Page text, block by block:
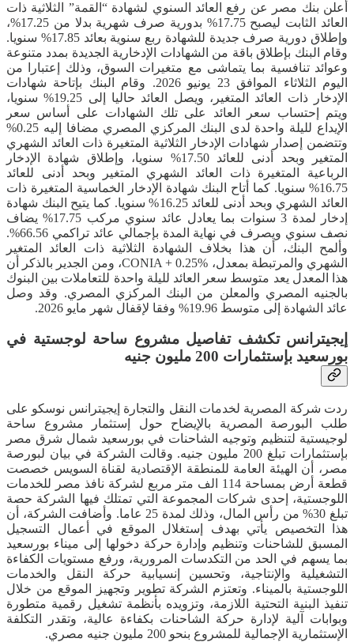
أعلن بنك مصر عن رفع العائد السنوي لشهادة “القمة” الثلاثية ذات
العائد الثابت ليصبح 17.75% بدورية صرف شهرية بدلا من 17.25%،
وإطلاق دورية صرف جديدة للشهادة ربع سنوية بعائد 17.85% سنويا.
وقام البنك بإطلاق باقة من الشهادات الإدخارية الجديدة بمدد متنوعة
وعوائد تنافسية بما يتماشى مع متغيرات السوق، وذلك إعتبارا من
اليوم الثلاثاء الموافق 23 يونيو 2026. وقام البنك بإتاحة شهادات
الإدخار ذات العائد المتغير، ويصل العائد حاليا إلى 19.25% سنويا،
ويتم إحتساب سعر العائد على تلك الشهادات على أساس سعر
الإيداع لليلة واحدة لدى البنك المركزي المصري مضافا إليه 0.25%
وتتضمن إصدار شهادات الإدخار الثلاثية المتغيرة ذات العائد الشهري
المتغير وبحد أدنى للعائد 17.50% سنويا، وإطلاق شهادة الإدخار
الرباعية المتغيرة ذات العائد الشهري المتغير وبحد أدنى للعائد
16.75% سنويا. كما أتاح البنك شهادة الإدخار الخماسية المتغيرة ذات
العائد الشهري وبحد أدنى للعائد 16.25% سنويا. كما يتيح البنك شهادة
إدخار لمدة 3 سنوات بما يعادل عائد سنوي مركب 17.75% يضاف
نصف سنوي ويصرف في نهاية المدة بإجمالي عائد تراكمي 66.56%.
وألمح البنك، أن هذا بخلاف الشهادة الثلاثية ذات العائد المتغير
الشهري والمرتبطة بمعدل، CONIA + 0.25%، ومن الجدير بالذكر أن
هذا المعدل يعد متوسط سعر العائد لليلة واحدة للتعاملات بين البنوك
بالجنيه المصري والمعلن من البنك المركزي المصري. وقد وصل
عائد الشهادة إلى متوسط 19.96% وفقا لإقفال شهر مايو 2026.
إيجيترانس تكشف تفاصيل مشروع ساحة لوجستية في
بورسعيد بإستثمارات 200 مليون جنيه
ردت شركة المصرية لخدمات النقل والتجارة إيجيترانس نوسكو على
طلب البورصة المصرية بالإيضاح حول إستثمار مشروع ساحة
لوجيستية لتنظيم وتوجيه الشاحنات في بورسعيد شمال شرق مصر
بإستثمارات تبلغ 200 مليون جنيه. وقالت الشركة في بيان لبورصة
مصر، أن الهيئة العامة للمنطقة الإقتصادية لقناة السويس خصصت
قطعة أرض بمساحة 114 الف متر مربع لشركة نافذ مصر للخدمات
اللوجستية، إحدى شركات المجموعة التي تمتلك فيها الشركة حصة
تبلغ 30% من رأس المال، وذلك لمدة 25 عاما. وأضافت الشركة، أن
هذا التخصيص يأتي بهدف إستغلال الموقع في أعمال التسجيل
المسبق للشاحنات وتنظيم وإدارة حركة دخولها إلى ميناء بورسعيد
بما يسهم في الحد من التكدسات المرورية، ورفع مستويات الكفاءة
التشغيلية والإنتاجية، وتحسين إنسيابية حركة النقل والخدمات
اللوجستية بالميناء. وتعتزم الشركة تطوير وتجهيز الموقع من خلال
تنفيذ البنية التحتية اللازمة، وتزويده بأنظمة تشغيل رقمية متطورة
وبوابات آلية لإدارة حركة الشاحنات بكفاءة عالية، وتقدر التكلفة
الإستثمارية الإجمالية للمشروع بنحو 200 مليون جنيه مصري.